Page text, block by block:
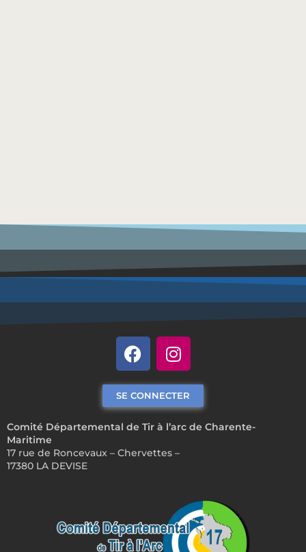
Comité Départemental de Tir à l’arc de Charente-
Maritime
17 rue de Roncevaux – Chervettes –
17380 LA DEVISE
SE CONNECTER